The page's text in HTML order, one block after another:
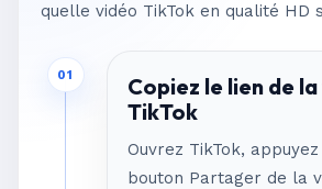
quelle vidéo TikTok en qualité HD
01
Copiez le lien de
TikTok
Ouvrez TikTok,
bouton Partager de la